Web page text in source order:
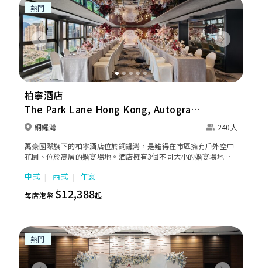
Previous Next
柏寧酒店
The Park Lane Hong Kong, Autograph
Collection
銅鑼灣
240人
萬豪國際旗下的柏寧酒店位於銅鑼灣，是難得在市區擁有戶外空中
花園、位於高層的婚宴場地。酒店擁有3個不同大小的婚宴場地，
採用無柱建築及落地玻璃設計，新人可於維港壯麗海景下舉行戶外
證婚儀式、小型典雅輕婚禮及夢幻奢華中大型婚宴，再加上優雅寬
敞的客房，由出門至設宴，也有專業婚宴策劃團隊為您一站式籌
備，度身訂造最貼心的浪漫婚禮。
中式 西式 午宴
每席港幣 $12,388起
熱門
熱門